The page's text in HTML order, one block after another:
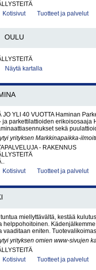
Kotisivut Tuotteet ja palvelut
OULU
Näytä kartalla
JO YLI 40 VUOTTA Haminan
ja parkettilattioiden erikoisosaaja
sekä
yrityksen Markkinapaikka-
- RAKENNUS
Kotisivut Tuotteet ja palvelut
miellyttävältä, kestää
helppohoitoinen.
vaaditaan eniten.
yrityksen omien www-sivujen
Kotisivut Tuotteet ja palvelut